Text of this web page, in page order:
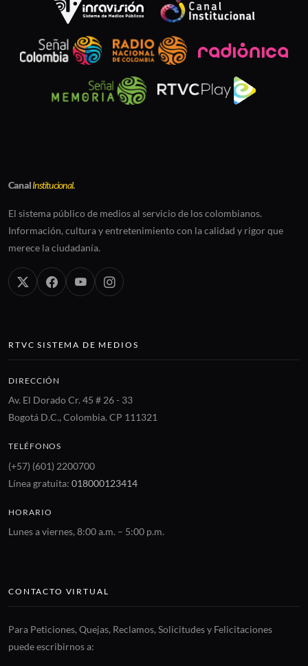
CanalInstitucional.
El sistema público de medios al servicio de los colombianos.
Información, cultura y entretenimiento con la calidad y rigor que
merece la ciudadanía.
RTVC SISTEMA DE MEDIOS
DIRECCIÓN
Av. El Dorado Cr. 45 # 26 - 33
Bogotá D.C., Colombia. CP 111321
TELÉFONOS
(+57) (601) 2200700
Línea gratuita: 018000123414
HORARIO
Lunes a viernes, 8:00 a.m. – 5:00 p.m.
CONTACTO VIRTUAL
Para Peticiones, Quejas, Reclamos, Solicitudes y Felicitaciones
puede escribirnos a: